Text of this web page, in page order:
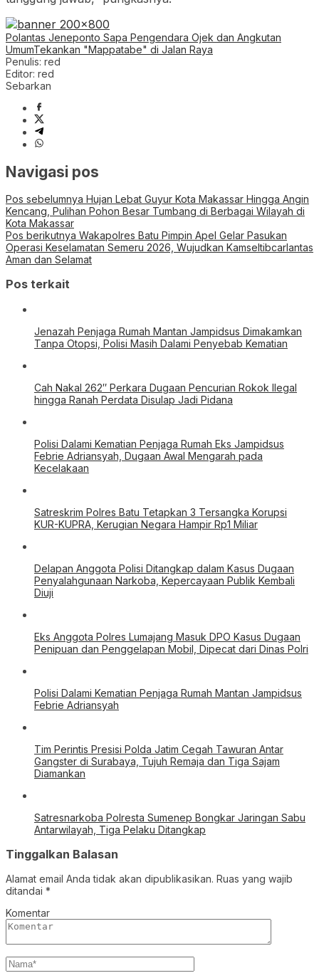
Polantas Jeneponto Sapa Pengendara Ojek dan Angkutan
UmumTekankan "Mappatabe" di Jalan Raya
Penulis: red
Editor: red
Sebarkan
Navigasi pos
Pos sebelumnya Hujan Lebat Guyur Kota Makassar Hingga Angin
Kencang, Pulihan Pohon Besar Tumbang di Berbagai Wilayah di
Kota Makassar
Pos berikutnya Wakapolres Batu Pimpin Apel Gelar Pasukan
Operasi Keselamatan Semeru 2026, Wujudkan Kamseltibcarlantas
Aman dan Selamat
Pos terkait
Jenazah Penjaga Rumah Mantan Jampidsus Dimakamkan
Tanpa Otopsi, Polisi Masih Dalami Penyebab Kematian
Cah Nakal 262″ Perkara Dugaan Pencurian Rokok Ilegal
hingga Ranah Perdata Disulap Jadi Pidana
Polisi Dalami Kematian Penjaga Rumah Eks Jampidsus
Febrie Adriansyah, Dugaan Awal Mengarah pada
Kecelakaan
Satreskrim Polres Batu Tetapkan 3 Tersangka Korupsi
KUR-KUPRA, Kerugian Negara Hampir Rp1 Miliar
Delapan Anggota Polisi Ditangkap dalam Kasus Dugaan
Penyalahgunaan Narkoba, Kepercayaan Publik Kembali
Diuji
Eks Anggota Polres Lumajang Masuk DPO Kasus Dugaan
Penipuan dan Penggelapan Mobil, Dipecat dari Dinas Polri
Polisi Dalami Kematian Penjaga Rumah Mantan Jampidsus
Febrie Adriansyah
Tim Perintis Presisi Polda Jatim Cegah Tawuran Antar
Gangster di Surabaya, Tujuh Remaja dan Tiga Sajam
Diamankan
Satresnarkoba Polresta Sumenep Bongkar Jaringan Sabu
Antarwilayah, Tiga Pelaku Ditangkap
Tinggalkan Balasan
Alamat email Anda tidak akan dipublikasikan. Ruas yang wajib
ditandai *
Komentar